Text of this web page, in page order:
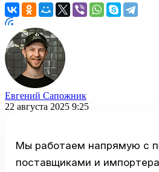
Евгений Сапожник
22 августа 2025 9:25
Мы работаем напрямую с
поставщиками и